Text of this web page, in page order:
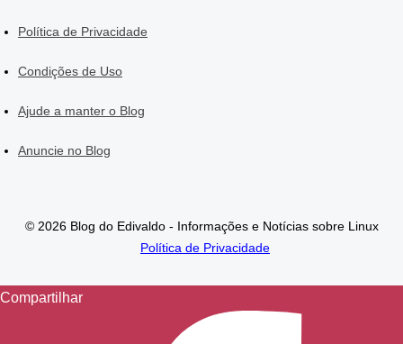
Política de Privacidade
Condições de Uso
Ajude a manter o Blog
Anuncie no Blog
© 2026 Blog do Edivaldo - Informações e Notícias sobre Linux
Política de Privacidade
Compartilhar